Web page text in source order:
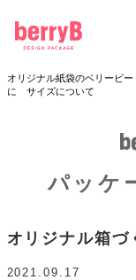
オリジナル紙袋のベリービー
に サイズについて
パッケ
オリジナル箱
2021.09.17